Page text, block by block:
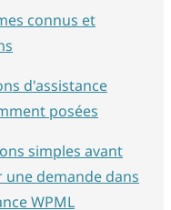
connus et
d'assistance
posées
simples avant
une demande dans
WPML